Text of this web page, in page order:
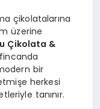
çikolatalarına
üzerine
Çikolata &
bir
herkesi
tanınır.